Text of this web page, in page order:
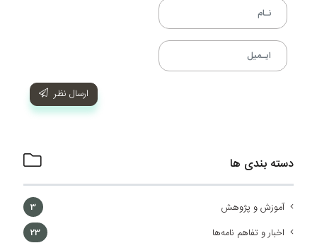
ارسال نظر
دسته بندی ها
آموزش و پژوهش 3
اخبار و تفاهم نامه‌ها 23